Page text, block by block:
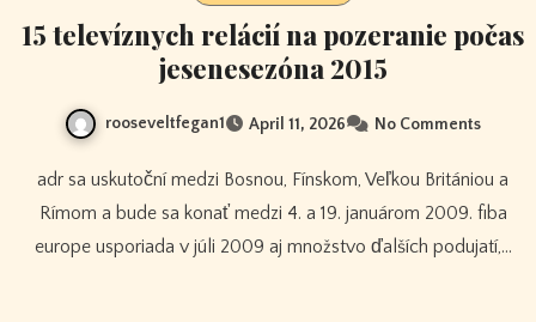
15 televíznych relácií na pozeranie počas
jesenesezóna 2015
rooseveltfegan1 April 11, 2026 No Comments
adr sa uskutoční medzi Bosnou, Fínskom, Veľkou Britániou a
Rímom a bude sa konať medzi 4. a 19. januárom 2009. fiba
europe usporiada v júli 2009 aj množstvo ďalších podujatí,…